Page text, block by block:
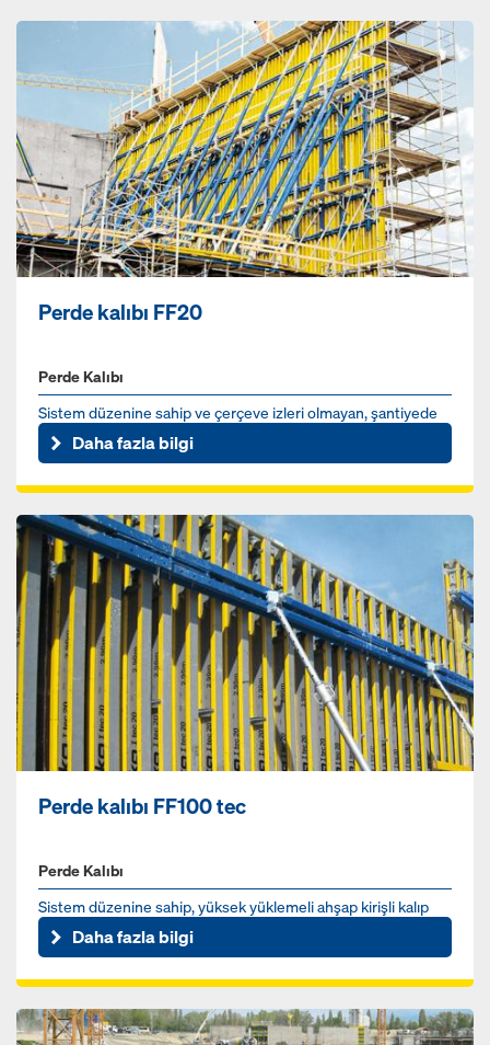
Perde kalıbı FF20
Perde Kalıbı
Sistem düzenine sahip ve çerçeve izleri olmayan, şantiyede
kullanıma hazır ahşap kirişli kalıp
Daha fazla bilgi
Perde kalıbı FF100 tec
Perde Kalıbı
Sistem düzenine sahip, yüksek yüklemeli ahşap kirişli kalıp
Daha fazla bilgi